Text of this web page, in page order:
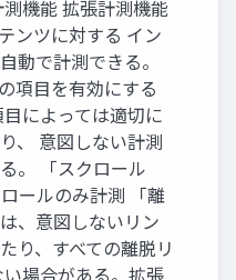
機能 拡張計測機能
ンツに対する イン
動で計測できる。
項目を有効にする
によっては適切に
、 意図しない計測
。 「スクロール
ールのみ計測 「離
、意図しないリン
り、すべての離脱リ